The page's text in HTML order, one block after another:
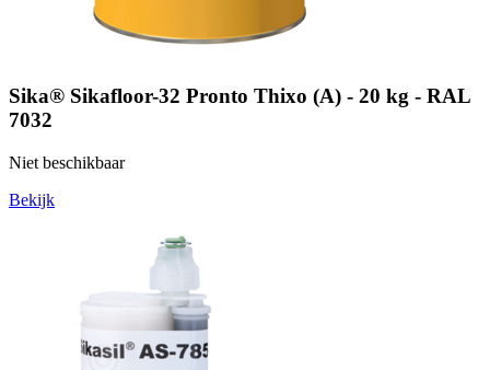
Sika® Sikafloor-32 Pronto Thixo (A) - 20 kg - RAL
7032
Niet beschikbaar
Bekijk